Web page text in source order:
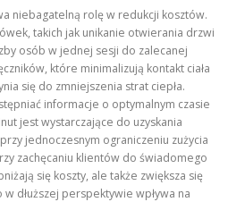
niebagatelną rolę w redukcji kosztów.
takich jak unikanie otwierania drzwi
osób w jednej sesji do zalecanej
które minimalizują kontakt ciała
się do zmniejszenia strat ciepła.
informacje o optymalnym czasie
jest wystarczające do uzyskania
jednoczesnym ograniczeniu zużycia
zachęcaniu klientów do świadomego
się koszty, ale także zwiększa się
dłuższej perspektywie wpływa na